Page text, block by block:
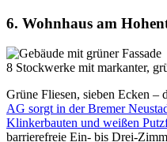
6. Wohnhaus am
8 Stockwerke mit markanter,
Grüne Fliesen, sieben Ecken –
AG sorgt in der Bremer
Klinkerbauten und weißen
barrierefreie Ein- bis Drei-